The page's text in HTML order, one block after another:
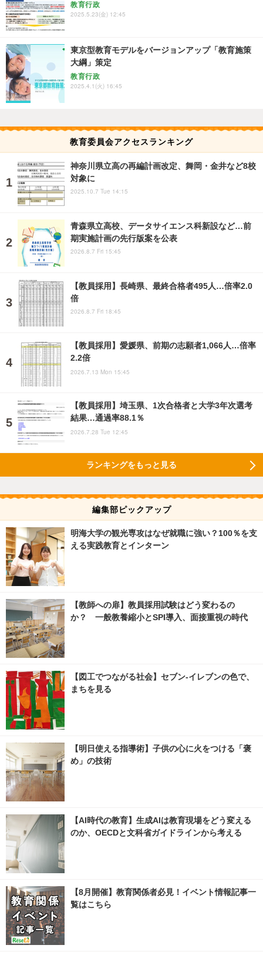
教育行政
2025.5.23(金) 12:45
東京型教育モデルをバージョンアップ「教育施策
大綱」策定
教育行政
2025.4.1(火) 16:45
教育委員会アクセスランキング
神奈川県立高の再編計画改定、舞岡・金井など8校
対象に
2025.10.7 Tue 14:15
青森県立高校、データサイエンス科新設など…前
期実施計画の先行版案を公表
2026.8.7 Fri 15:45
【教員採用】長崎県、最終合格者495人…倍率2.0
倍
2026.8.7 Fri 18:45
【教員採用】愛媛県、前期の志願者1,066人…倍率
2.2倍
2026.7.13 Mon 15:45
【教員採用】埼玉県、1次合格者と大学3年次選考
結果…通過率88.1％
2026.7.28 Tue 12:45
ランキングをもっと見る
編集部ピックアップ
明海大学の観光専攻はなぜ就職に強い？100％を支
える実践教育とインターン
【教師への扉】教員採用試験はどう変わるの
か？ 一般教養縮小とSPI導入、面接重視の時代
【図工でつながる社会】セブン‐イレブンの色で、
まちを見る
【明日使える指導術】子供の心に火をつける「褒
め」の技術
【AI時代の教育】生成AIは教育現場をどう変える
のか、OECDと文科省ガイドラインから考える
【8月開催】教育関係者必見！イベント情報記事一
覧はこちら